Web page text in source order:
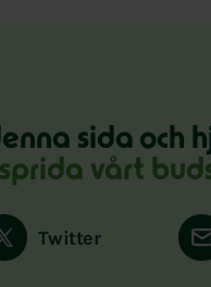
sida och
sprida vårt
Twitter